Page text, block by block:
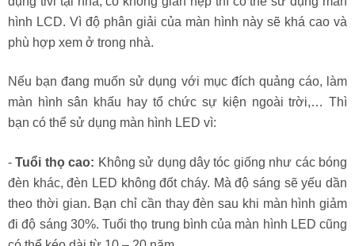
hình LCD. Vì độ phân giải của màn hình này sẽ khá cao và
phù hợp xem ở trong nhà.
Nếu bạn đang muốn sử dụng với mục đích quảng cáo, làm
màn hình sân khấu hay tổ chức sự kiện ngoài trời,… Thì
bạn có thể sử dụng màn hình LED vì:
-Tuổi thọ cao: Không sử dụng dây tóc giống như các bóng
đèn khác, đèn LED không đốt cháy. Mà độ sáng sẽ yếu dần
theo thời gian. Bạn chỉ cần thay đèn sau khi màn hình giảm
đi độ sáng 30%. Tuổi thọ trung bình của màn hình LED cũng